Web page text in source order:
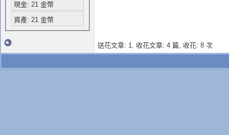
現金: 21 金幣
資產: 21 金幣
送花文章: 1, 收花文章: 4 篇, 收花: 8 次